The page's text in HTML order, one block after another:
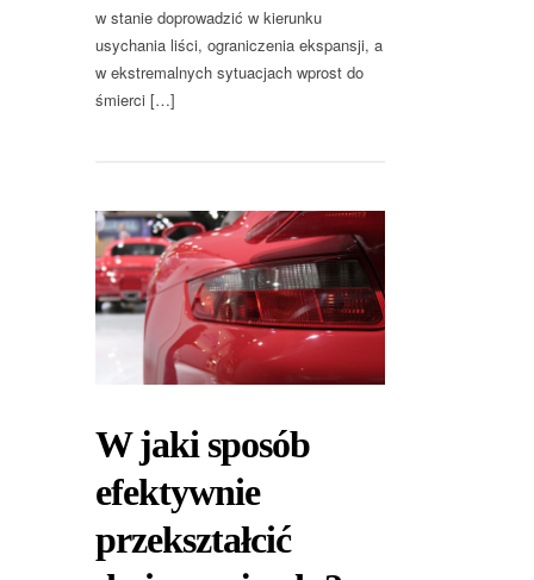
w stanie doprowadzić w kierunku
usychania liści, ograniczenia ekspansji, a
w ekstremalnych sytuacjach wprost do
śmierci […]
W jaki sposób
efektywnie
przekształcić